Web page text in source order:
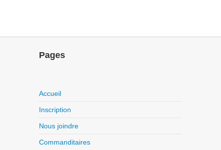
Pages
Accueil
Inscription
Nous joindre
Commanditaires